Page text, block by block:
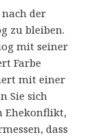
der
zu bleiben.
mit seiner
Farbe
mit einer
Sie sich
Ehekonflikt,
dass